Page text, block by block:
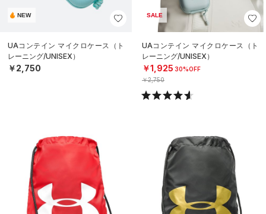
NEW
UAコンテイン マイクロケース（ト
レーニング/UNISEX）
￥2,750
SALE
UAコンテイン マイクロケース（ト
レーニング/UNISEX）
￥1,925 30%OFF
￥2,750